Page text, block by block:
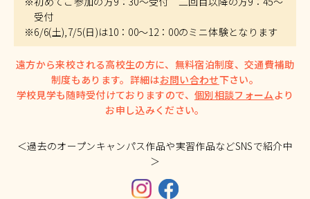
受付
※6/6(土),7/5(日)は10：00～12：00のミニ体験となります
遠方から来校される高校生の方に、無料宿泊制度、交通費補助
制度もあります。詳細はお問い合わせ下さい。
学校見学も随時受付けておりますので、 個別相談フォームより
お申し込みください。
＜過去のオープンキャンパス作品や実習作品などSNSで紹介中
＞